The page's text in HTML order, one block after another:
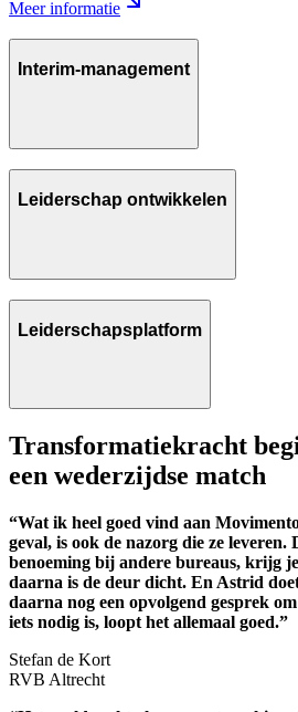
Meer informatie
Interim-management
Leiderschap ontwikkelen
Leiderschapsplatform
Transformatiekracht
een wederzijdse match
“Wat ik heel goed vind aan
geval, is ook de nazorg die ze leveren.
benoeming bij andere bureaus, krijg
daarna is de deur dicht. En Astrid
daarna nog een opvolgend gesprek
iets nodig is, loopt het allemaal goed.”
Stefan de Kort
RVB Altrecht